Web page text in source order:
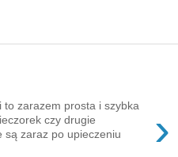
›
to zarazem prosta i szybka
czy drugie
są zaraz po upieczeniu